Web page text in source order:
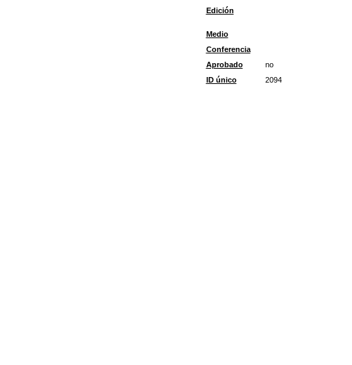
Edición
Medio
Conferencia
Aprobado
no
ID único
2094